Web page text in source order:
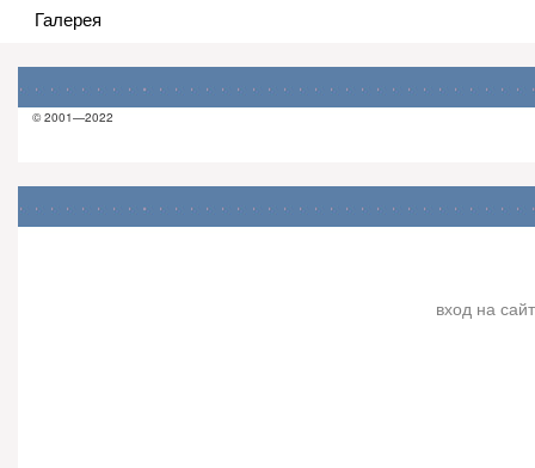
Галерея
© 2001—2022
вход на сайт